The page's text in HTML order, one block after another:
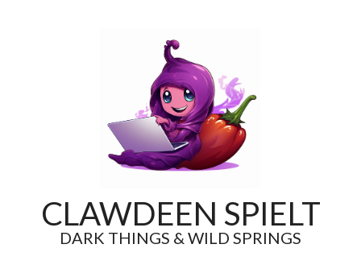
CLAWDEEN SPIELT
DARK THINGS & WILD SPRINGS